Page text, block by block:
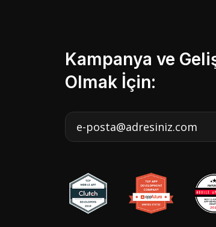
Kampanya ve
Olmak İçin: